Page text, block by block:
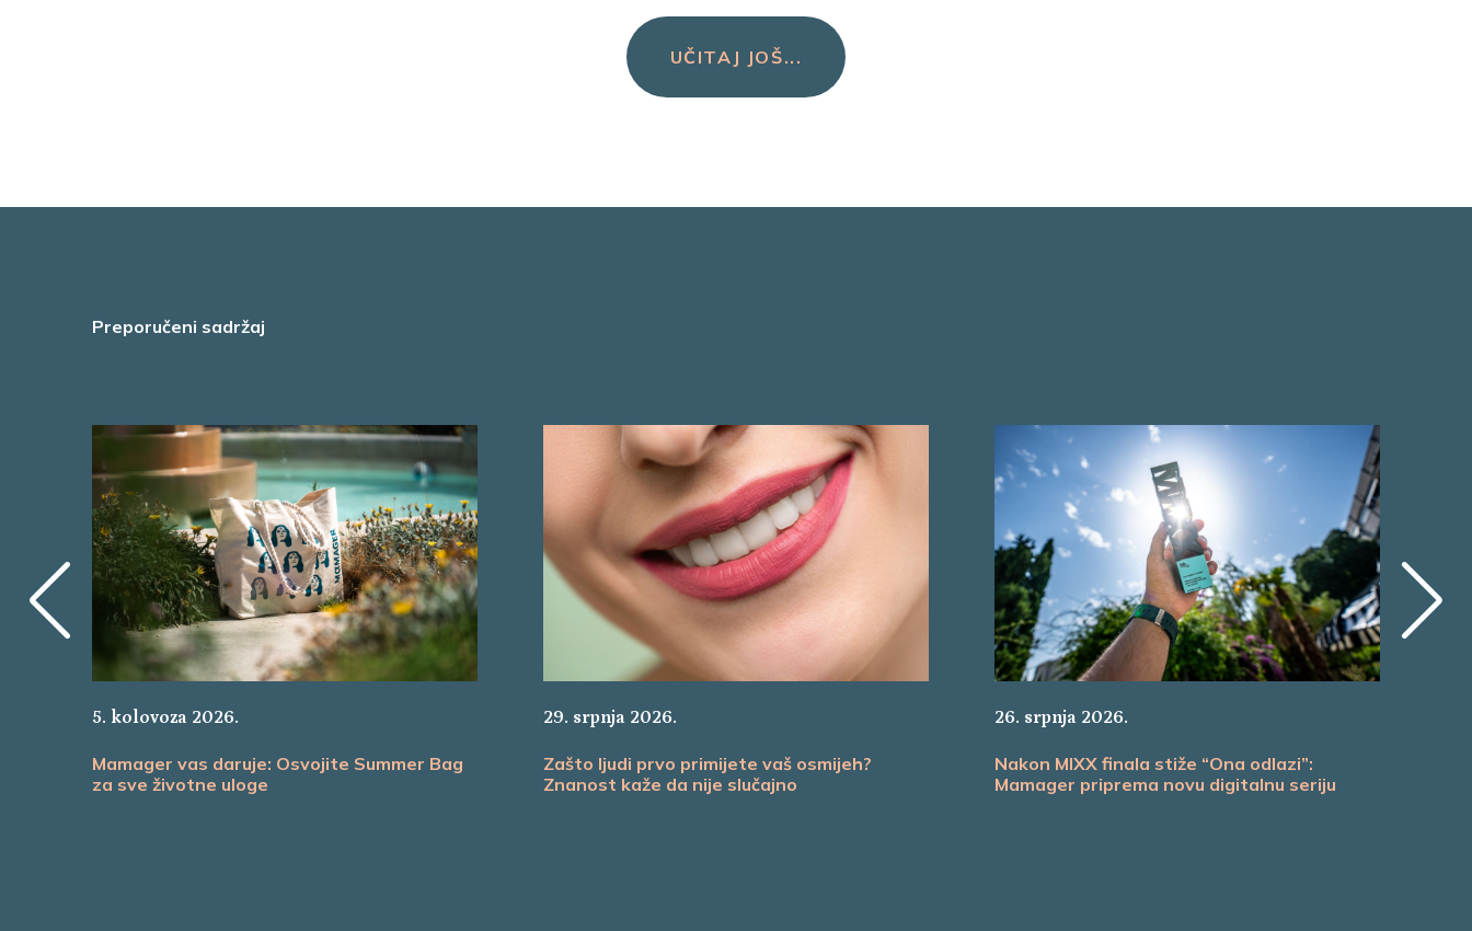
UČITAJ JOŠ...
Preporučeni sadržaj
5. kolovoza 2026.
Mamager vas daruje: Osvojite Summer Bag
za sve životne uloge
29. srpnja 2026.
Zašto ljudi prvo primijete vaš osmijeh?
Znanost kaže da nije slučajno
26. srpnja 2026.
Nakon MIXX finala stiže “Ona odlazi”:
Mamager priprema novu digitalnu seriju